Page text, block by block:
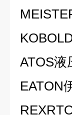
ATOS液
EATON